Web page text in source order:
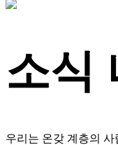
소식
우리는 온갖 계층의